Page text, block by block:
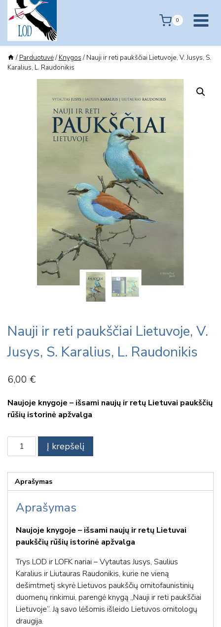
content
0
/ Parduotuvė/ Knygos/ Nauji ir reti paukščiai Lietuvoje, V. Jusys, S.
Karalius, L. Raudonikis
Nauji ir reti paukščiai Lietuvoje, V.
Jusys, S. Karalius, L. Raudonikis
6,00 €
Naujoje knygoje – išsami naujų ir retų Lietuvai paukščių
rūšių istorinė apžvalga
produkto
kiekis:
reti
paukščiai
Lietuvoje,
Karalius,
Raudonikis
Į krepšelį
Aprašymas
Aprašymas
Naujoje knygoje – išsami naujų ir retų Lietuvai
paukščių rūšių istorinė apžvalga
Trys LOD ir LOFK nariai – Vytautas Jusys, Saulius
Karalius ir Liutauras Raudonikis, kurie ne vieną
dešimtmetį skyrė Lietuvos paukščių ornitofaunistinių
duomenų rinkimui, parengė knygą „Nauji ir reti paukščiai
Lietuvoje“. Ją savo lėšomis išleido Lietuvos ornitologų
draugija.